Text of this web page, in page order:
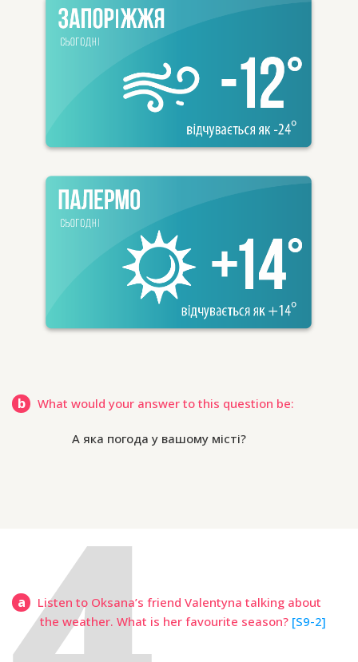
b What would your answer to this question be:
А яка погода у вашому місті?
a
Listen to Oksana’s friend Valentyna talking about
the weather. What is her favourite season? [S9-2]